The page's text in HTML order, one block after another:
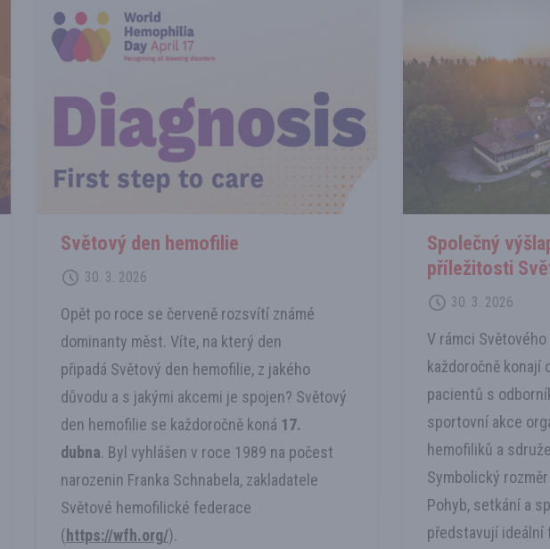
Světový den hemofilie
30. 3. 2026
Opět po roce se červeně rozsvítí známé
dominanty měst. Víte, na který den
připadá Světový den hemofilie, z jakého
důvodu a s jakými akcemi je spojen? Světový
den hemofilie se každoročně koná 17.
dubna. Byl vyhlášen v roce 1989 na počest
narozenin Franka Schnabela, zakladatele
Světové hemofilické federace
(https://wfh.org/).
Společný
příležitosti
30. 3. 2026
V rámci
každoročně konají
pacientů s
sportovní akce
hemofiliků a
Symbolický
Pohyb, setkání a
představují ideální